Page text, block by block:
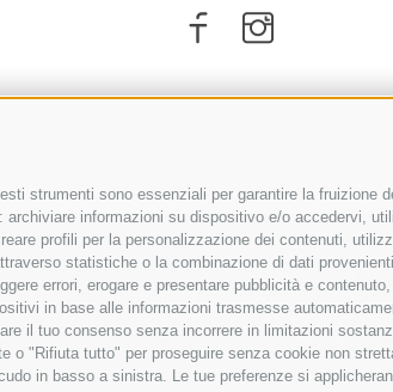
strumenti sono essenziali per garantire la fruizione
informazioni su dispositivo e/o accedervi,
profili per la personalizzazione dei contenuti,
statistiche o la combinazione di dati
errori, erogare e presentare pubblicità e
in base alle informazioni trasmesse
il tuo consenso senza incorrere in limitazioni
"Rifiuta tutto" per proseguire senza cookie non
in basso a sinistra. Le tue preferenze si
ARRIVO